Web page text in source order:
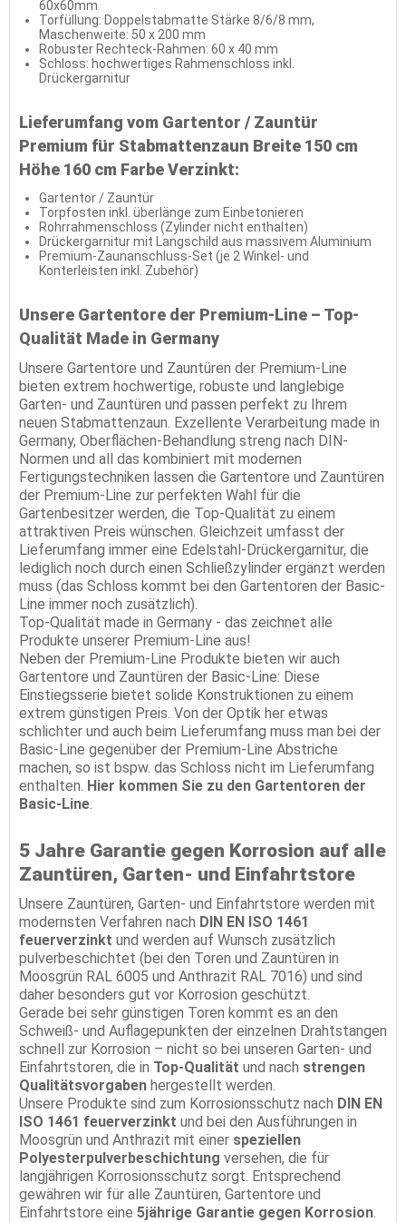
60x60mm
Torfüllung: Doppelstabmatte Stärke 8/6/8 mm,
Maschenweite: 50 x 200 mm
Robuster Rechteck-Rahmen: 60 x 40 mm
Schloss: hochwertiges Rahmenschloss inkl.
Drückergarnitur
Lieferumfang vom Gartentor / Zauntür
Premium für Stabmattenzaun Breite 150 cm
Höhe 160 cm Farbe Verzinkt:
Gartentor / Zauntür
Torpfosten inkl. überlänge zum Einbetonieren
Rohrrahmenschloss (Zylinder nicht enthalten)
Drückergarnitur mit Langschild aus massivem Aluminium
Premium-Zaunanschluss-Set (je 2 Winkel- und
Konterleisten inkl. Zubehör)
Unsere Gartentore der Premium-Line – Top-
Qualität Made in Germany
Unsere Gartentore und Zauntüren der Premium-Line
bieten extrem hochwertige, robuste und langlebige
Garten- und Zauntüren und passen perfekt zu Ihrem
neuen Stabmattenzaun. Exzellente Verarbeitung made in
Germany, Oberflächen-Behandlung streng nach DIN-
Normen und all das kombiniert mit modernen
Fertigungstechniken lassen die Gartentore und Zauntüren
der Premium-Line zur perfekten Wahl für die
Gartenbesitzer werden, die Top-Qualität zu einem
attraktiven Preis wünschen. Gleichzeit umfasst der
Lieferumfang immer eine Edelstahl-Drückergarnitur, die
lediglich noch durch einen Schließzylinder ergänzt werden
muss (das Schloss kommt bei den Gartentoren der Basic-
Line immer noch zusätzlich).
Top-Qualität made in Germany - das zeichnet alle
Produkte unserer Premium-Line aus!
Neben der Premium-Line Produkte bieten wir auch
Gartentore und Zauntüren der Basic-Line: Diese
Einstiegsserie bietet solide Konstruktionen zu einem
extrem günstigen Preis. Von der Optik her etwas
schlichter und auch beim Lieferumfang muss man bei der
Basic-Line gegenüber der Premium-Line Abstriche
machen, so ist bspw. das Schloss nicht im Lieferumfang
enthalten. Hier kommen Sie zu den Gartentoren der
Basic-Line.
5 Jahre Garantie gegen Korrosion auf alle
Zauntüren, Garten- und Einfahrtstore
Unsere Zauntüren, Garten- und Einfahrtstore werden mit
modernsten Verfahren nach DIN EN ISO 1461
feuerverzinkt und werden auf Wunsch zusätzlich
pulverbeschichtet (bei den Toren und Zauntüren in
Moosgrün RAL 6005 und Anthrazit RAL 7016) und sind
daher besonders gut vor Korrosion geschützt.
Gerade bei sehr günstigen Toren kommt es an den
Schweiß- und Auflagepunkten der einzelnen Drahtstangen
schnell zur Korrosion – nicht so bei unseren Garten- und
Einfahrtstoren, die in Top-Qualität und nach strengen
Qualitätsvorgaben hergestellt werden.
Unsere Produkte sind zum Korrosionsschutz nach DIN EN
ISO 1461 feuerverzinkt und bei den Ausführungen in
Moosgrün und Anthrazit mit einer speziellen
Polyesterpulverbeschichtung versehen, die für
langjährigen Korrosionsschutz sorgt. Entsprechend
gewähren wir für alle Zauntüren, Gartentore und
Einfahrtstore eine 5jährige Garantie gegen Korrosion.